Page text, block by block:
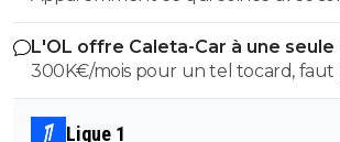
salaire. S'il veut vraiment partir, il sait
L'OL offre Caleta-Car à une
300K€/mois pour un tel tocard, faut
dans la merde.
Ligue 1